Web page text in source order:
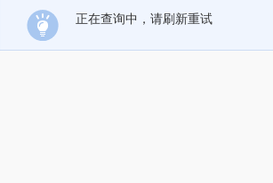
正在查询中，请刷新重试